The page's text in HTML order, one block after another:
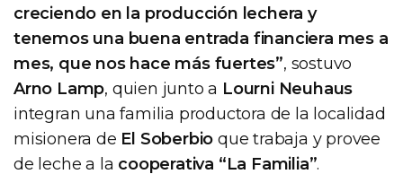
creciendo en la producción lechera y
tenemos una buena entrada financiera mes a
mes, que nos hace más fuertes”, sostuvo
Arno Lamp, quien junto a Lourni Neuhaus
integran una familia productora de la localidad
misionera de El Soberbio que trabaja y provee
de leche a la cooperativa “La Familia”.